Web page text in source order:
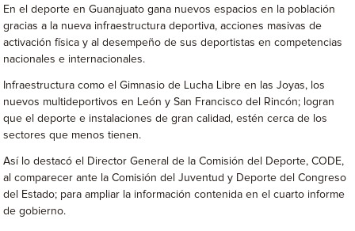
En el deporte en Guanajuato gana nuevos espacios en la población
gracias a la nueva infraestructura deportiva, acciones masivas de
activación física y al desempeño de sus deportistas en competencias
nacionales e internacionales.
Infraestructura como el Gimnasio de Lucha Libre en las Joyas, los
nuevos multideportivos en León y San Francisco del Rincón; logran
que el deporte e instalaciones de gran calidad, estén cerca de los
sectores que menos tienen.
Así lo destacó el Director General de la Comisión del Deporte, CODE,
al comparecer ante la Comisión del Juventud y Deporte del Congreso
del Estado; para ampliar la información contenida en el cuarto informe
de gobierno.